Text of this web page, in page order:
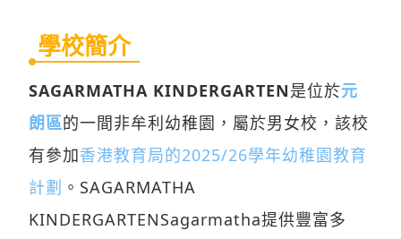
學校簡介
SAGARMATHA KINDERGARTEN是位於元
朗區的一間非牟利幼稚園，屬於男女校，該校
有參加香港教育局的2025/26學年幼稚園教育
計劃 。SAGARMATHA
KINDERGARTENSagarmatha提供豐富多